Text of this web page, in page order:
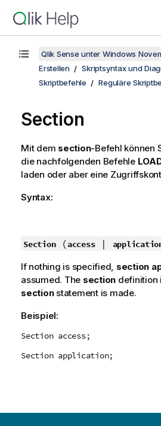
Qlik Sense unter Windows
Erstellen
Skriptsyntax und
Skriptbefehle
Reguläre
Section
Mit dem section-Befehl können
die nachfolgenden Befehle
laden oder aber eine
Syntax:
Section(access|
If nothing is specified, section
assumed. The section definition
sectionstatement is made.
Beispiel:
Section access;
Section application;